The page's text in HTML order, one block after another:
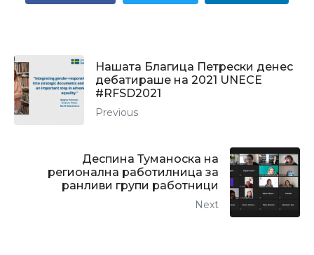
Нашата Благица Петрески денес
дебатираше на 2021 UNECE
#RFSD2021
Previous
Деспина Туманоска на
регионална работилница за
ранливи групи работници
Next